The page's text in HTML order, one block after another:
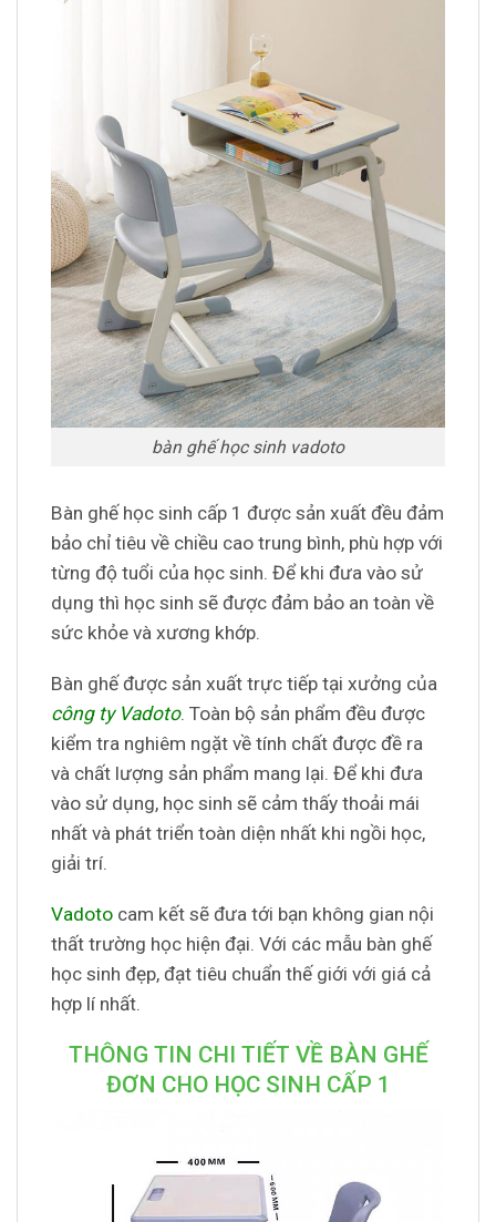
bàn ghế học sinh vadoto
Bàn ghế học sinh cấp 1 được sản xuất đều đảm
bảo chỉ tiêu về chiều cao trung bình, phù hợp với
từng độ tuổi của học sinh. Để khi đưa vào sử
dụng thì học sinh sẽ được đảm bảo an toàn về
sức khỏe và xương khớp.
Bàn ghế được sản xuất trực tiếp tại xưởng của
công ty Vadoto. Toàn bộ sản phẩm đều được
kiểm tra nghiêm ngặt về tính chất được đề ra
và chất lượng sản phẩm mang lại. Để khi đưa
vào sử dụng, học sinh sẽ cảm thấy thoải mái
nhất và phát triển toàn diện nhất khi ngồi học,
giải trí.
Vadoto cam kết sẽ đưa tới bạn không gian nội
thất trường học hiện đại. Với các mẫu bàn ghế
học sinh đẹp, đạt tiêu chuẩn thế giới với giá cả
hợp lí nhất.
THÔNG TIN CHI TIẾT VỀ BÀN GHẾ
ĐƠN CHO HỌC SINH CẤP 1